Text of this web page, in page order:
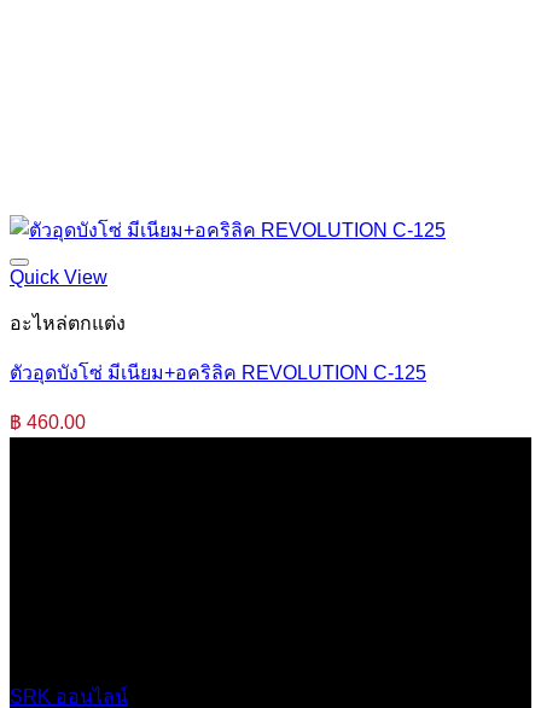
Quick View
อะไหล่ตกแต่ง
ตัวอุดบังโซ่ มีเนียม+อคริลิค REVOLUTION C-125
฿ 460.00
SRK ออนไลน์